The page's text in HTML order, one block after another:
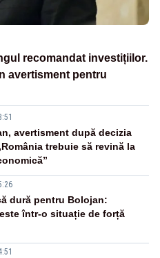
recomandat investițiilor.
avertisment pentru
avertisment după decizia
trebuie să revină la
dură pentru Bolojan:
într-o situație de forță